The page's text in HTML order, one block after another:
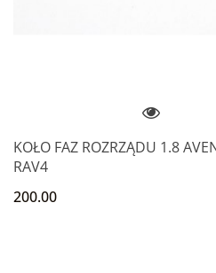
KOŁO FAZ ROZRZĄDU 1.8
RAV4
200.00